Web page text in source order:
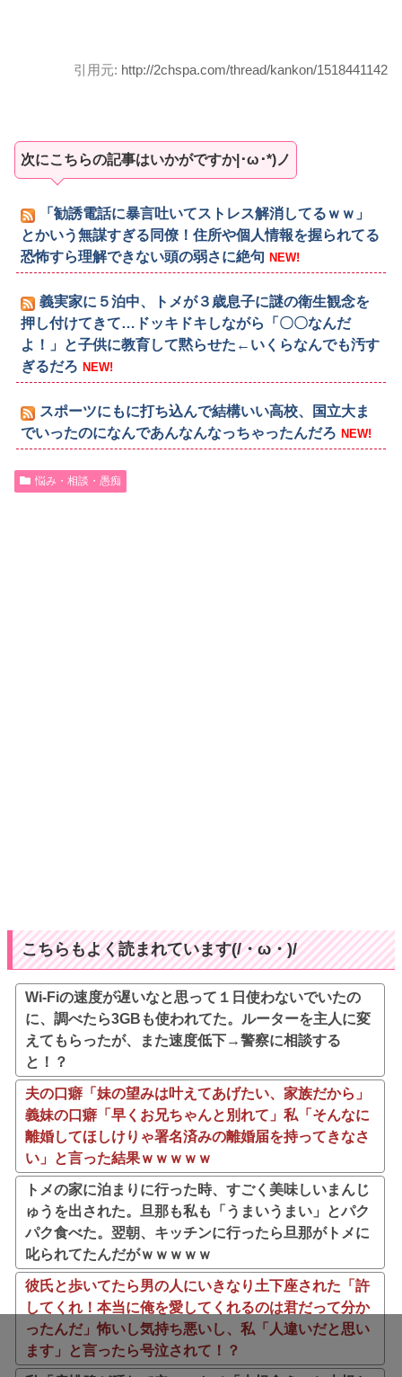
引用元: http://2chspa.com/thread/kankon/1518441142
次にこちらの記事はいかがですか|･ω･*)ノ
「勧誘電話に暴言吐いてストレス解消してるｗｗ」
とかいう無謀すぎる同僚！住所や個人情報を握られてる
恐怖すら理解できない頭の弱さに絶句 NEW!
義実家に５泊中、トメが３歳息子に謎の衛生観念を
押し付けてきて…ドッキドキしながら「〇〇なんだ
よ！」と子供に教育して黙らせた←いくらなんでも汚す
ぎるだろ NEW!
スポーツにもに打ち込んで結構いい高校、国立大ま
でいったのになんであんなんなっちゃったんだろ NEW!
悩み・相談・愚痴
こちらもよく読まれています(/・ω・)/
Wi-Fiの速度が遅いなと思って１日使わないでいたの
に、調べたら3GBも使われてた。ルーターを主人に変
えてもらったが、また速度低下→警察に相談する
と！？
夫の口癖「妹の望みは叶えてあげたい、家族だから」
義妹の口癖「早くお兄ちゃんと別れて」私「そんなに
離婚してほしけりゃ署名済みの離婚届を持ってきなさ
い」と言った結果ｗｗｗｗｗ
トメの家に泊まりに行った時、すごく美味しいまんじ
ゅうを出された。旦那も私も「うまいうまい」とパク
パク食べた。翌朝、キッチンに行ったら旦那がトメに
叱られてたんだがｗｗｗｗｗ
彼氏と歩いてたら男の人にいきなり土下座された「許
してくれ！本当に俺を愛してくれるのは君だって分か
ったんだ」怖いし気持ち悪いし、私「人違いだと思い
ます」と言ったら号泣されて！？